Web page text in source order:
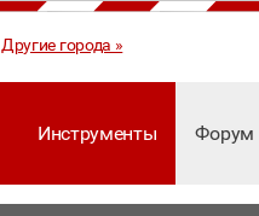
Другие города »
Инструменты Форум